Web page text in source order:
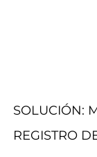
SOLUCIÓN:
REGISTRO